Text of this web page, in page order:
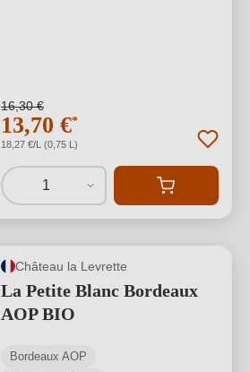
16,30 €
13,70 €*
18,27 €/L (0,75 L)
1
Château la Levrette
La Petite Blanc Bordeaux
AOP BIO
Bordeaux AOP